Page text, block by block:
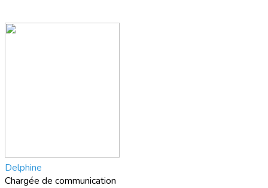
Delphine
Chargée de communication